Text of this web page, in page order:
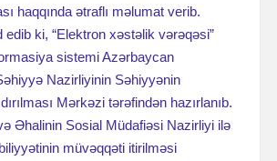
haqqında ətraflı məlumat verib.
edib ki, “Elektron xəstəlik vərəqəsi”
sistemi Azərbaycan
Nazirliyinin Səhiyyənin
Mərkəzi tərəfindən hazırlanıb.
Əhalinin Sosial Müdafiəsi Nazirliyi ilə
müvəqqəti itirilməsi